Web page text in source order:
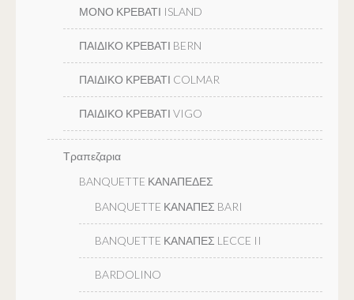
ΜΟΝΟ ΚΡΕΒΑΤΙ ISLAND
ΠΑΙΔΙΚΟ ΚΡΕΒΑΤΙ BERN
ΠΑΙΔΙΚΟ ΚΡΕΒΑΤΙ COLMAR
ΠΑΙΔΙΚΟ ΚΡΕΒΑΤΙ VIGO
Τραπεζαρια
BANQUETTE ΚΑΝΑΠΕΔΕΣ
BANQUETTE ΚΑΝΑΠΕΣ BARI
BANQUETTE ΚΑΝΑΠΕΣ LECCE II
BARDOLINO